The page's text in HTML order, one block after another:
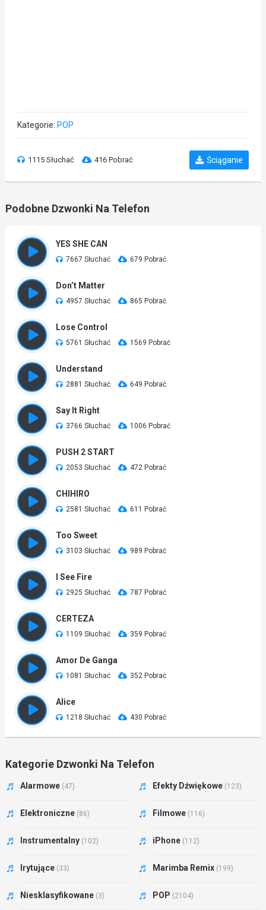
Kategorie: POP
1115 Słuchać 416 Pobrać Ściąganie
Podobne Dzwonki Na Telefon
YES SHE CAN
7667 Słuchać 679 Pobrać
Don’t Matter
4957 Słuchać 865 Pobrać
Lose Control
5761 Słuchać 1569 Pobrać
Understand
2881 Słuchać 649 Pobrać
Say It Right
3766 Słuchać 1006 Pobrać
PUSH 2 START
2053 Słuchać 472 Pobrać
CHIHIRO
2581 Słuchać 611 Pobrać
Too Sweet
3103 Słuchać 989 Pobrać
I See Fire
2925 Słuchać 787 Pobrać
CERTEZA
1109 Słuchać 359 Pobrać
Amor De Ganga
1081 Słuchać 352 Pobrać
Alice
1218 Słuchać 430 Pobrać
Kategorie Dzwonki Na Telefon
Alarmowe (47) Efekty Dźwiękowe (123)
Elektroniczne (86) Filmowe (116)
Instrumentalny (102) iPhone (112)
Irytujące (33) Marimba Remix (199)
Niesklasyfikowane (3) POP (2104)